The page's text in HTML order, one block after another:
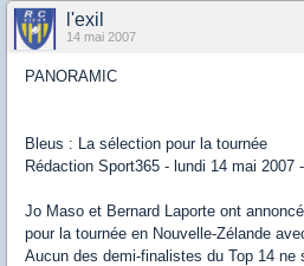
l'exil
14 mai 2007
PANORAMIC
Bleus : La sélection pour la tournée
Rédaction Sport365 - lundi 14 mai 2007
Jo Maso et Bernard Laporte ont
pour la tournée en Nouvelle-Zélande
Aucun des demi-finalistes du Top 14 ne